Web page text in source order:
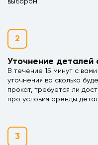
2
Уточнение деталей
В течение 15 минут с
уточнения во сколько
прокат, требуется ли
про условия аренды
3